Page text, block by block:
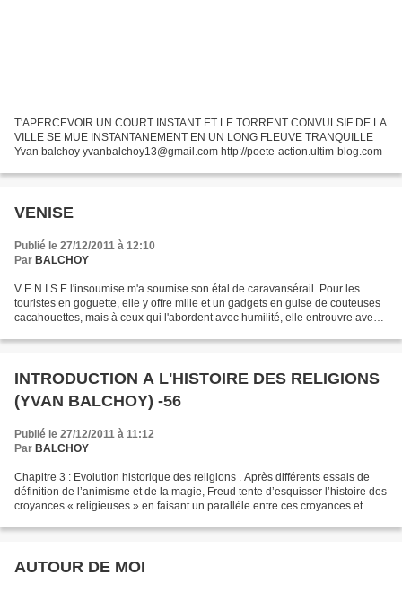
T'APERCEVOIR UN COURT INSTANT ET LE TORRENT CONVULSIF DE LA
VILLE SE MUE INSTANTANEMENT EN UN LONG FLEUVE TRANQUILLE
Yvan balchoy yvanbalchoy13@gmail.com http://poete-action.ultim-blog.com
VENISE
Publié le 27/12/2011 à 12:10
Par BALCHOY
V E N I S E l'insoumise m'a soumise son étal de caravansérail. Pour les
touristes en goguette, elle y offre mille et un gadgets en guise de couteuses
cacahouettes, mais à ceux qui l'abordent avec humilité, elle entrouvre avec
INTRODUCTION A L'HISTOIRE DES RELIGIONS
(YVAN BALCHOY) -56
Publié le 27/12/2011 à 11:12
Par BALCHOY
Chapitre 3 : Evolution historique des religions . Après différents essais de
définition de l’animisme et de la magie, Freud tente d’esquisser l’histoire des
croyances « religieuses » en faisant un parallèle entre ces croyances et
AUTOUR DE MOI